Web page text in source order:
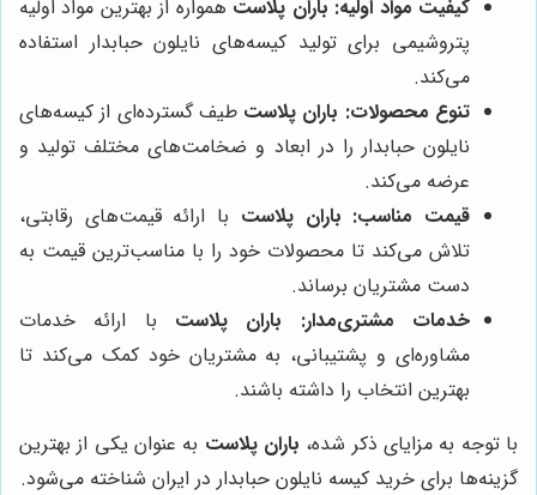
کیفیت مواد اولیه: باران پلاست همواره از بهترین مواد اولیه
پتروشیمی برای تولید کیسه‌های نایلون حبابدار استفاده
می‌کند.
تنوع محصولات: باران پلاست طیف گسترده‌ای از کیسه‌های
نایلون حبابدار را در ابعاد و ضخامت‌های مختلف تولید و
عرضه می‌کند.
قیمت مناسب: باران پلاست با ارائه قیمت‌های رقابتی،
تلاش می‌کند تا محصولات خود را با مناسب‌ترین قیمت به
دست مشتریان برساند.
خدمات مشتری‌مدار:
باران پلاست با ارائه خدمات
مشاوره‌ای و پشتیبانی، به مشتریان خود کمک می‌کند تا
بهترین انتخاب را داشته باشند.
با توجه به مزایای ذکر شده، باران پلاست به عنوان یکی از بهترین
گزینه‌ها برای خرید کیسه نایلون حبابدار در ایران شناخته می‌شود.